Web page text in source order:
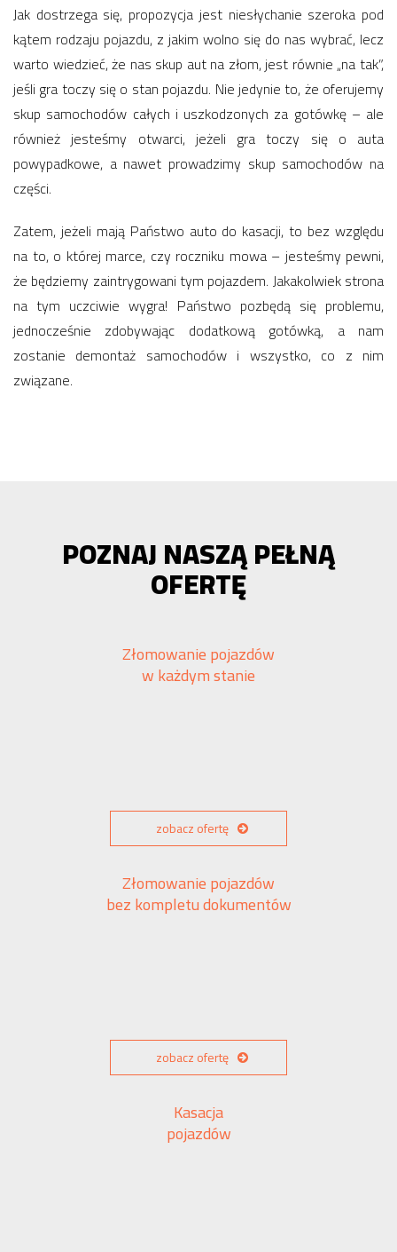
Jak dostrzega się, propozycja jest niesłychanie szeroka pod
kątem rodzaju pojazdu, z jakim wolno się do nas wybrać, lecz
warto wiedzieć, że nas skup aut na złom, jest równie „na tak”,
jeśli gra toczy się o stan pojazdu. Nie jedynie to, że oferujemy
skup samochodów całych i uszkodzonych za gotówkę – ale
również jesteśmy otwarci, jeżeli gra toczy się o auta
powypadkowe, a nawet prowadzimy skup samochodów na
części.
Zatem, jeżeli mają Państwo auto do kasacji, to bez względu
na to, o której marce, czy roczniku mowa – jesteśmy pewni,
że będziemy zaintrygowani tym pojazdem. Jakakolwiek strona
na tym uczciwie wygra! Państwo pozbędą się problemu,
jednocześnie zdobywając dodatkową gotówką, a nam
zostanie demontaż samochodów i wszystko, co z nim
związane.
POZNAJ NASZĄ PEŁNĄ
OFERTĘ
Złomowanie pojazdów
w każdym stanie
zobacz ofertę
Złomowanie pojazdów
bez kompletu dokumentów
zobacz ofertę
Kasacja
pojazdów